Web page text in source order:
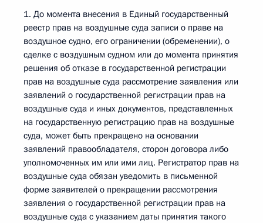
1. До момента внесения в Единый государственный
реестр прав на воздушные суда записи о праве на
воздушное судно, его ограничении (обременении), о
сделке с воздушным судном или до момента принятия
решения об отказе в государственной регистрации
прав на воздушные суда рассмотрение заявления или
заявлений о государственной регистрации прав на
воздушные суда и иных документов, представленных
на государственную регистрацию прав на воздушные
суда, может быть прекращено на основании
заявлений правообладателя, сторон договора либо
уполномоченных им или ими лиц. Регистратор прав на
воздушные суда обязан уведомить в письменной
форме заявителей о прекращении рассмотрения
заявления о государственной регистрации прав на
воздушные суда с указанием даты принятия такого